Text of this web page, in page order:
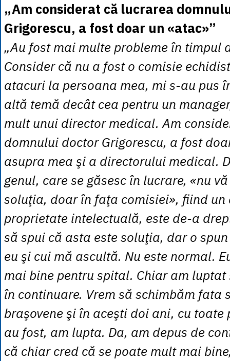
„Am considerat că lucrarea
Grigorescu, a fost doar un «atac»”
„Au fost mai multe probleme în timpul
Consider că nu a fost o comisie
atacuri la persoana mea, mi s-au pus
altă temă decât cea pentru un
mult unui director medical. Am
domnului doctor Grigorescu, a fost
asupra mea şi a directorului medical.
genul, care se găsesc în lucrare, «nu
soluţia, doar în faţa comisiei», fiind un
proprietate intelectuală, este de-a
să spui că asta este soluţia, dar o
eu şi cui mă ascultă. Nu este normal.
mai bine pentru spital. Chiar am luptat
în continuare. Vrem să schimbăm fata
braşovene şi în aceşti doi ani, cu toate
au fost, am lupta. Da, am depus de
că chiar cred că se poate mult mai